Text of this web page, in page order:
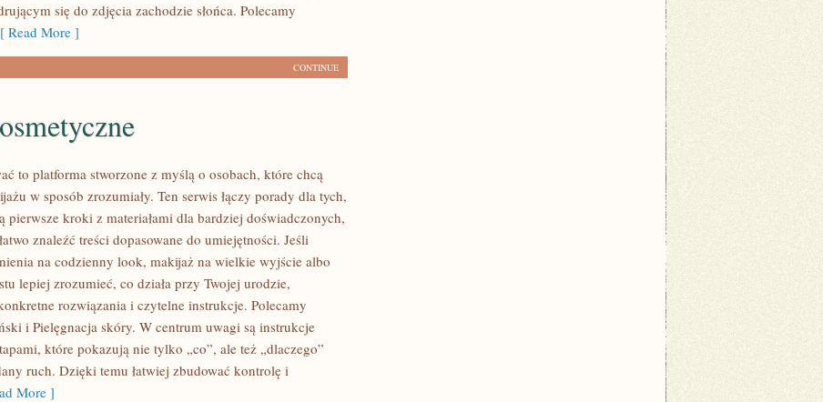
się do zdjęcia zachodzie słońca. Polecamy
[ Read More ]
CONTINUE
to platforma stworzone z myślą o osobach, które chcą
w sposób zrozumiały. Ten serwis łączy porady dla tych,
pierwsze kroki z materiałami dla bardziej doświadczonych,
znaleźć treści dopasowane do umiejętności. Jeśli
na codzienny look, makijaż na wielkie wyjście albo
lepiej zrozumieć, co działa przy Twojej urodzie,
rozwiązania i czytelne instrukcje. Polecamy
i Pielęgnacja skóry. W centrum uwagi są instrukcje
które pokazują nie tylko „co”, ale też „dlaczego”
ruch. Dzięki temu łatwiej zbudować kontrolę i
More ]